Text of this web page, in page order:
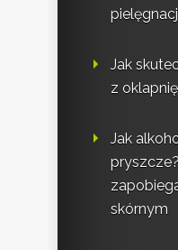
Jak
z
Jak
skórnym